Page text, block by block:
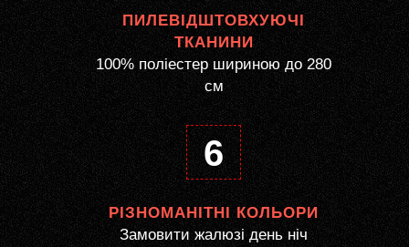
ПИЛЕВІДШТОВХУЮЧІ
ТКАНИНИ
100% поліестер шириною до 280
см
6
РІЗНОМАНІТНІ КОЛЬОРИ
Замовити жалюзі день ніч